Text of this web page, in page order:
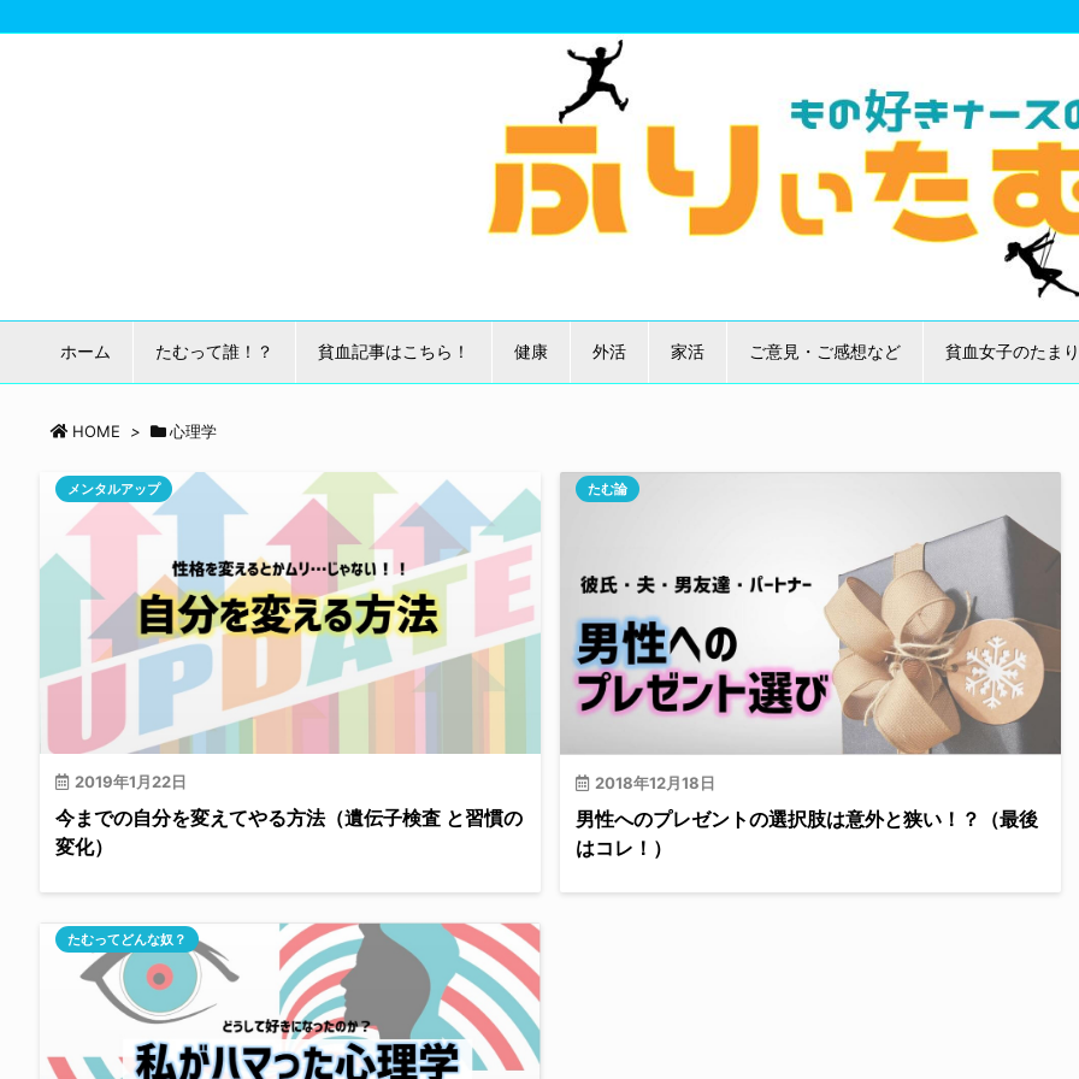
ホーム たむって誰！？ 貧血記事はこちら！ 健康 外活 家活 ご意見・ご感想など 貧血女子のたま
HOME > 心理学
2019年1月22日
メンタルアップ
今までの自分を変えてやる方法（遺伝子検査 と習慣の
変化）
2018年12月18日
たむ論
男性へのプレゼントの選択肢は意外と狭い！？（最後
はコレ！）
たむってどんな奴？